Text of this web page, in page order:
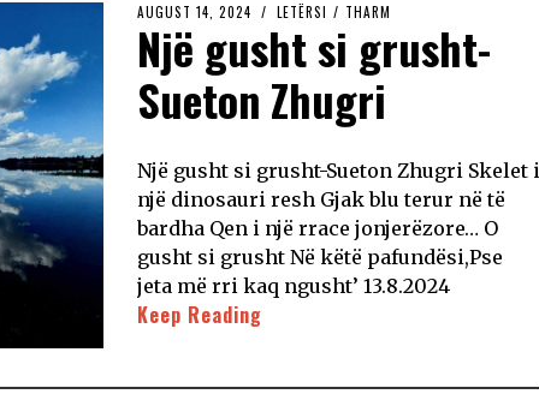
AUGUST 14, 2024 LETËRSI / THARM
Një gusht si grusht-
Sueton Zhugri
Një gusht si grusht-Sueton Zhugri Skelet i
një dinosauri resh Gjak blu terur në të
bardha Qen i një rrace jonjerëzore… O
gusht si grusht Në këtë pafundësi,Pse
jeta më rri kaq ngusht’ 13.8.2024
Keep Reading